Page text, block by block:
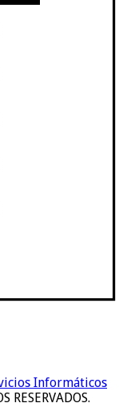
Informáticos
RESERVADOS.